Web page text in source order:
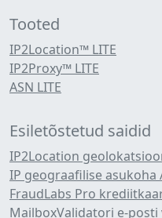
Tooted
IP2Location™ LITE
IP2Proxy™ LITE
ASN LITE
Esiletõstetud saidid
IP2Location
IP geograafilise asukoha
FraudLabs Pro
MailboxValidatori e-